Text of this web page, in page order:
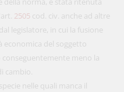
2505 cod. civ. anche ad altre
legislatore, in cui la fusione
economica del soggetto
meno la
cambio.
nelle quali manca il